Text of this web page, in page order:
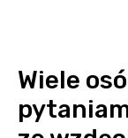
Wiele